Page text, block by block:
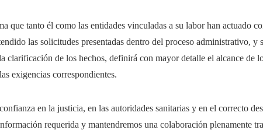
que tanto él como las entidades vinculadas a su labor han actuado
las solicitudes presentadas dentro del proceso administrativo, y
clarificación de los hechos, definirá con mayor detalle el alcance de
exigencias correspondientes.
en la justicia, en las autoridades sanitarias y en el correcto
requerida y mantendremos una colaboración plenamente